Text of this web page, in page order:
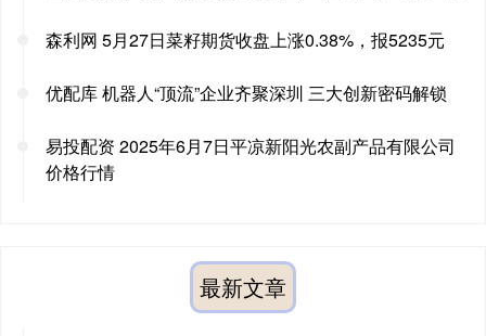
森利网 5月27日菜籽期货收盘上涨0.38%，报5235元
优配库 机器人“顶流”企业齐聚深圳 三大创新密码解锁
易投配资 2025年6月7日平凉新阳光农副产品有限公司
价格行情
最新文章